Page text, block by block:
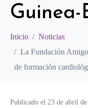
Guinea-
Inicio
Noticias
La Fundación
de formación
Publicado el 23 de abril